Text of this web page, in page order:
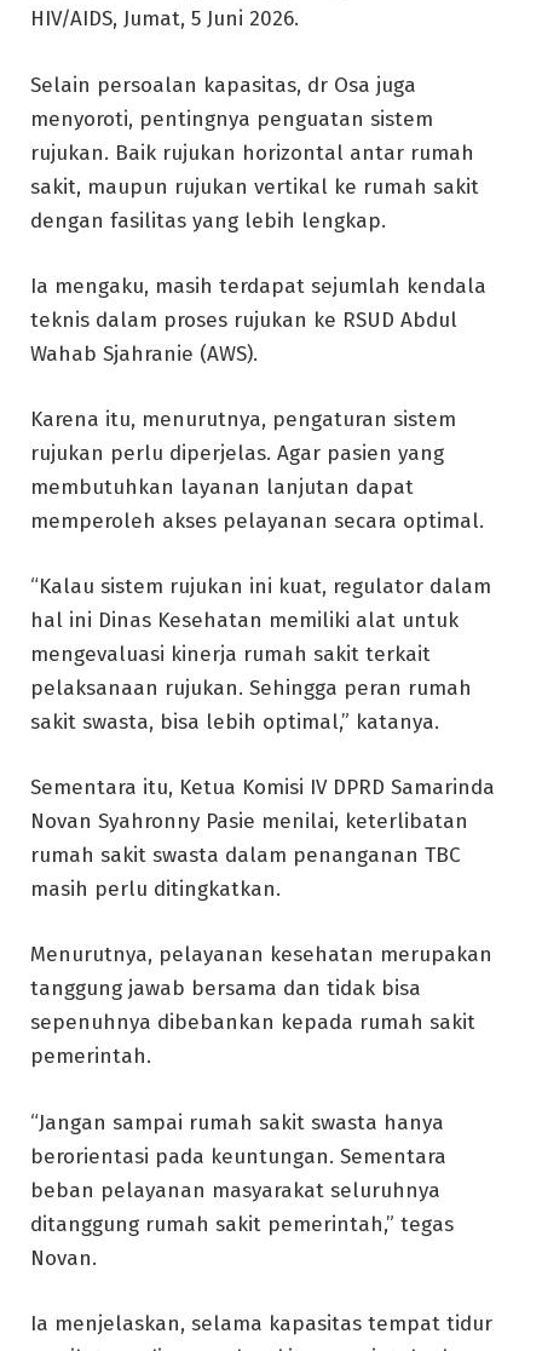
HIV/AIDS, Jumat, 5 Juni 2026.
Selain persoalan kapasitas, dr Osa juga
menyoroti, pentingnya penguatan sistem
rujukan. Baik rujukan horizontal antar rumah
sakit, maupun rujukan vertikal ke rumah sakit
dengan fasilitas yang lebih lengkap.
Ia mengaku, masih terdapat sejumlah kendala
teknis dalam proses rujukan ke RSUD Abdul
Wahab Sjahranie (AWS).
Karena itu, menurutnya, pengaturan sistem
rujukan perlu diperjelas. Agar pasien yang
membutuhkan layanan lanjutan dapat
memperoleh akses pelayanan secara optimal.
“Kalau sistem rujukan ini kuat, regulator dalam
hal ini Dinas Kesehatan memiliki alat untuk
mengevaluasi kinerja rumah sakit terkait
pelaksanaan rujukan. Sehingga peran rumah
sakit swasta, bisa lebih optimal,” katanya.
Sementara itu, Ketua Komisi IV DPRD Samarinda
Novan Syahronny Pasie menilai, keterlibatan
rumah sakit swasta dalam penanganan TBC
masih perlu ditingkatkan.
Menurutnya, pelayanan kesehatan merupakan
tanggung jawab bersama dan tidak bisa
sepenuhnya dibebankan kepada rumah sakit
pemerintah.
“Jangan sampai rumah sakit swasta hanya
berorientasi pada keuntungan. Sementara
beban pelayanan masyarakat seluruhnya
ditanggung rumah sakit pemerintah,” tegas
Novan.
Ia menjelaskan, selama kapasitas tempat tidur